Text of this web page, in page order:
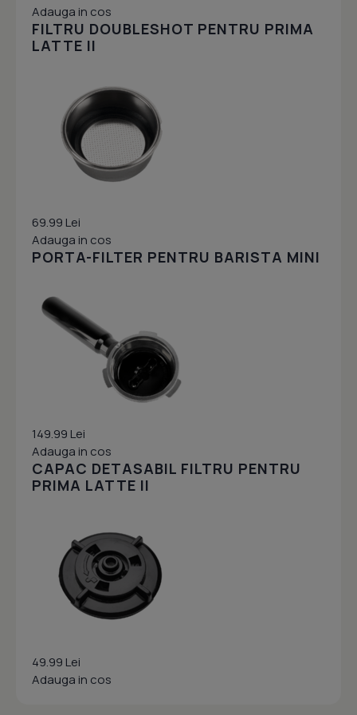
Adauga in cos
FILTRU DOUBLESHOT PENTRU PRIMA
LATTE II
69.99 Lei
Adauga in cos
PORTA-FILTER PENTRU BARISTA MINI
149.99 Lei
Adauga in cos
CAPAC DETASABIL FILTRU PENTRU
PRIMA LATTE II
49.99 Lei
Adauga in cos